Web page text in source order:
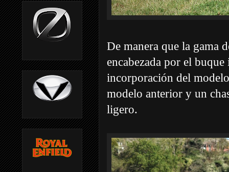
De manera que la gama
encabezada por el
incorporación del
modelo anterior y un
ligero.